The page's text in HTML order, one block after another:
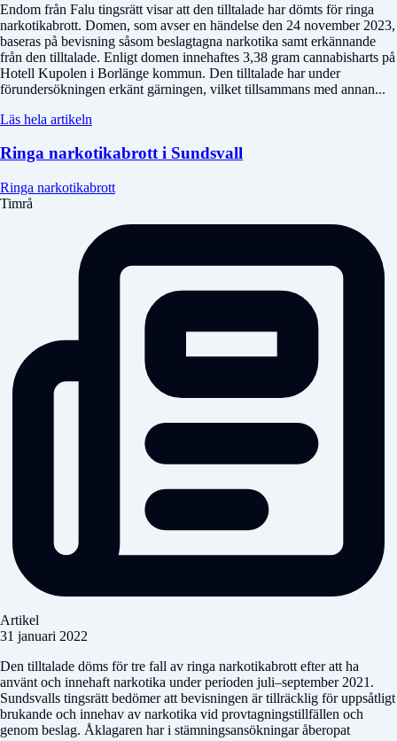
Endom från Falu tingsrätt visar att den tilltalade har dömts för ringa
narkotikabrott. Domen, som avser en händelse den 24 november 2023,
baseras på bevisning såsom beslagtagna narkotika samt erkännande
från den tilltalade. Enligt domen innehaftes 3,38 gram cannabisharts på
Hotell Kupolen i Borlänge kommun. Den tilltalade har under
förundersökningen erkänt gärningen, vilket tillsammans med annan...
Läs hela artikeln
Ringa narkotikabrott i Sundsvall
Ringa narkotikabrott
Timrå
Artikel
31 januari 2022
Den tilltalade döms för tre fall av ringa narkotikabrott efter att ha
använt och innehaft narkotika under perioden juli–september 2021.
Sundsvalls tingsrätt bedömer att bevisningen är tillräcklig för uppsåtligt
brukande och innehav av narkotika vid provtagningstillfällen och
genom beslag. Åklagaren har i stämningsansökningar åberopat